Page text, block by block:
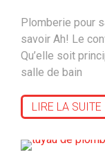
Plomberie pour
savoir Ah! Le
Qu’elle soit
salle de bain
LIRE LA SUITE